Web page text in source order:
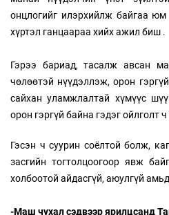
онцлогийг илэрхийлж байгаа
хүртэл ганцаараа хийх ажил биш .
Гэрээ бариад, тасалж авсан
чөлөөтэй нүүдэллэж, орон
сайхан уламжлалтай хүмүүс
орон гэргүй байна гэдэг ойлголт ч
Гэсэн ч суурин соёлтой болж,
засгийн тогтолцоогоор явж
холбоотой айдасгүй, аюулгүй
-Маш чухал сэдвээр ярилцсанд